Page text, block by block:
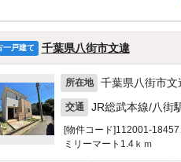
の部屋は見つかりませんでした
一戸建て 千葉県八街市文違
所在地 千葉県八街市文
交通 JR総武本線/八街
[物件コード]112001-
ミリーマート1.4ｋｍ